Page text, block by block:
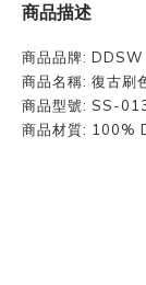
商品描述
商品品牌:
商品名稱: 復古
商品型號: SS-
商品材質: 100%